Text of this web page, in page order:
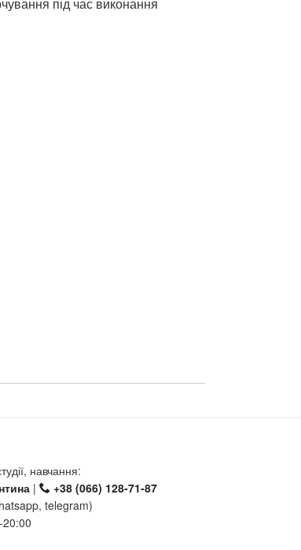
під час виконання
навчання:
|
+38 (066) 128-71-87
telegram)